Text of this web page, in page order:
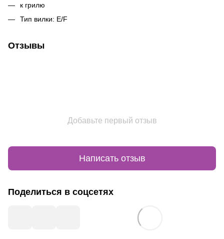
к грилю
Тип вилки: E/F
Отзывы
Добавьте первый отзыв
Написать отзыв
Поделиться в соцсетях